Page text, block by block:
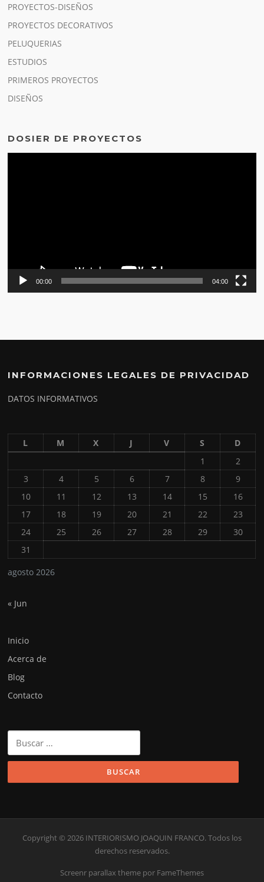
PROYECTOS-DISEÑOS
PROYECTOS DECORATIVOS
PELUQUERIAS
ESTUDIOS
PRIMEROS PROYECTOS
DISEÑOS
DOSIER DE PROYECTOS
00:00 04:00
INFORMACIONES LEGALES DE PRIVACIDAD
DATOS INFORMATIVOS
agosto 2026
L M X J V S
D
1
2
3
4 5 6 7 8
9
10
11 12 13 14 15
16
17
18 19 20 21 22
23
24
25 26 27 28 29
30
31
« Jun
Inicio
Acerca de
Blog
Contacto
Buscar:
Copyright © 2026 INTERIORISMO JOAQUIN FRANCO. Todos los
derechos reservados.
Screenr parallax theme por FameThemes